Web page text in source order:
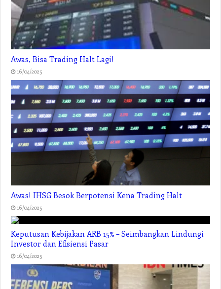
Awas, Bisa Trading Halt Lagi!
16/04/2025
Awas! IHSG Besok Berpotensi Kena Trading Halt
16/04/2025
Keputusan Kebijakan ARB 15% – Seimbangkan Lindungi
Investor dan Efisiensi Pasar
16/04/2025